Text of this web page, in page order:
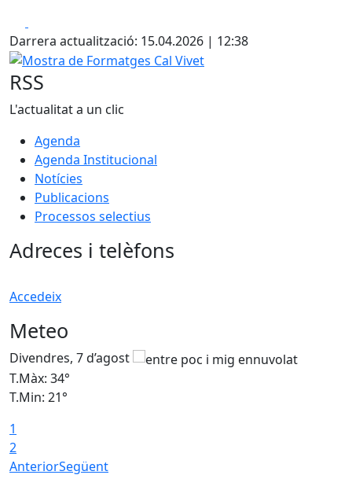
Darrera actualització: 15.04.2026 | 12:38
Mostra de Formatges Cal Vivet
RSS
L'actualitat a un clic
Agenda
Agenda Institucional
Notícies
Publicacions
Processos selectius
Adreces i telèfons
Accedeix
Meteo
Divendres, 7 d’agost
T.Màx: 34°
T.Min: 21°
1
2
AnteriorSegüent